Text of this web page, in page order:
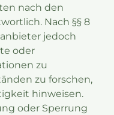
nach den
Nach §§ 8
jedoch
oder
zu
zu forschen,
hinweisen.
oder Sperrung